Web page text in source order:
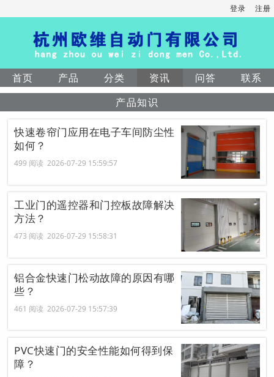
登录 注册
首页 产品 分类 资讯 问答
联系
产品知识
快速卷帘门应用在电子车间防尘性
如何？
499 阅读 2026-07-29 15:59:57
工业门的遥控器和门控板故障解决
方法？
473 阅读 2026-07-29 15:58:31
铝合金快速门松动故障的原因有哪
些？
461 阅读 2026-07-29 15:57:39
PVC快速门的安全性能如何得到保
障？